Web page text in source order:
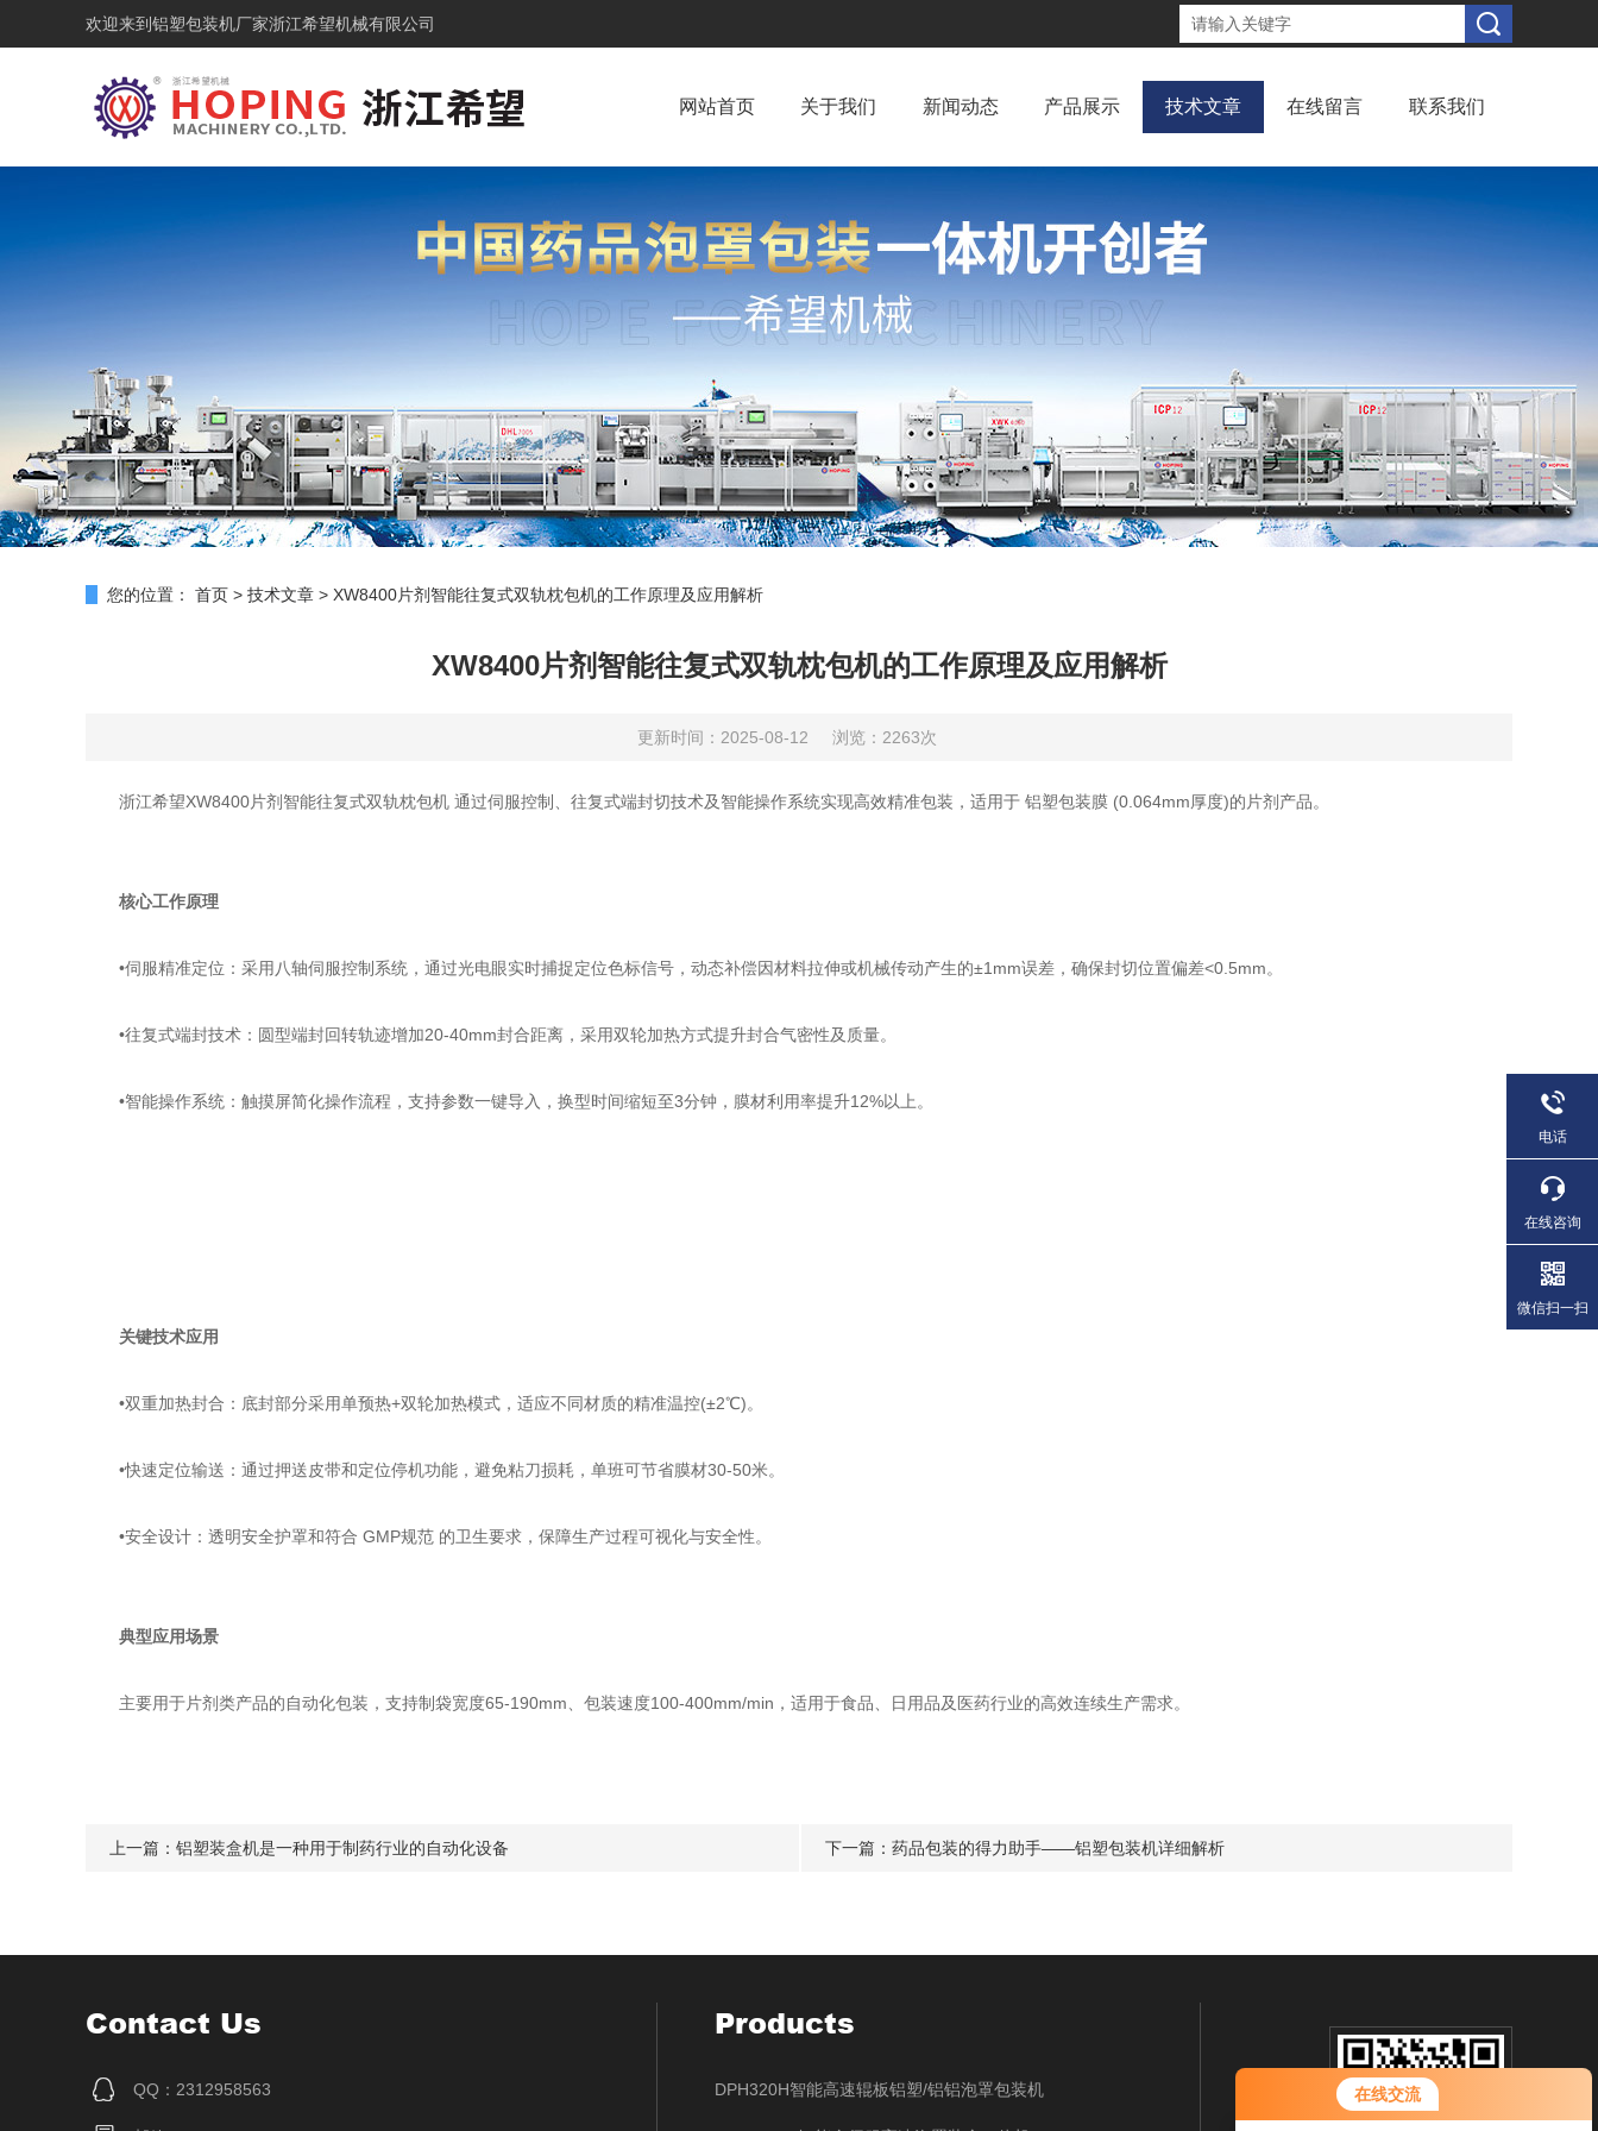
在线交流
欢迎来到铝塑包装机厂家浙江希望机械有限公司
网站首页 关于我们 新闻动态 产品展示 技术文章 在线留言 联系我们
您的位置： 首页 > 技术文章 > XW8400片剂智能往复式双轨枕包机的工作原理及应用解析
XW8400片剂智能往复式双轨枕包机的工作原理及应用解析
更新时间：2025-08-12 浏览：2263次
浙江希望XW8400片剂智能往复式双轨枕包机 通过伺服控制、往复式端封切技术及智能操作系统实现高效精准包装，适用于 铝塑包装膜 (0.064mm厚度)的片剂产品。 ‌
核心工作原理
‌•伺服精准定位‌：采用八轴伺服控制系统，通过光电眼实时捕捉定位色标信号，动态补偿因材料拉伸或机械传动产生的±1mm误差，确保封切位置偏差<0.5mm。 ‌
‌•往复式端封技术‌：圆型端封回转轨迹增加20-40mm封合距离，采用双轮加热方式提升封合气密性及质量。 ‌
‌•智能操作系统‌：触摸屏简化操作流程，支持参数一键导入，换型时间缩短至3分钟，膜材利用率提升12%以上。 ‌
关键技术应用
‌•双重加热封合‌：底封部分采用单预热+双轮加热模式，适应不同材质的精准温控(±2℃)。 ‌
‌•快速定位输送‌：通过押送皮带和定位停机功能，避免粘刀损耗，单班可节省膜材30-50米。 ‌
‌•安全设计‌：透明安全护罩和符合 GMP规范 的卫生要求，保障生产过程可视化与安全性。 ‌
典型应用场景
主要用于片剂类产品的自动化包装，支持制袋宽度65-190mm、包装速度100-400mm/min，适用于食品、日用品及医药行业的高效连续生产需求。 ‌
上一篇： 铝塑装盒机是一种用于制药行业的自动化设备 下一篇： 药品包装的得力助手——铝塑包装机详细解析
Contact Us
QQ：2312958563
Products
DPH320H智能高速辊板铝塑/铝铝泡罩包装机
电话
在线咨询
微信扫一扫